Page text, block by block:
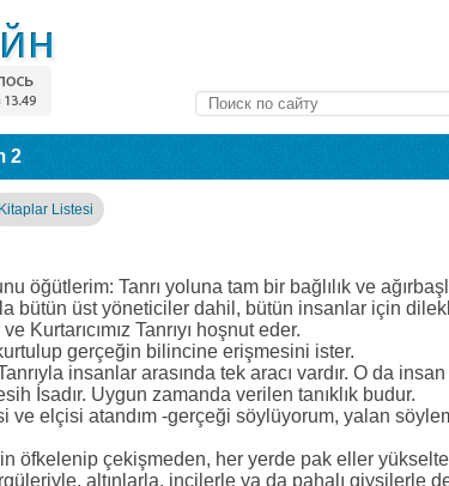
2
Kitaplar Listesi
öğütlerim: Tanrı yoluna tam bir bağlılık ve
bütün üst yöneticiler dahil, bütün insanlar için
Kurtarıcımız Tanrıyı hoşnut eder.
gerçeğin bilincine erişmesini ister.
insanlar arasında tek aracı vardır. O da
İsadır. Uygun zamanda verilen tanıklık budur.
ve elçisi atandım -gerçeği söylüyorum, yalan
öfkelenip çekişmeden, her yerde pak eller
altınlarla, incilerle ya da pahalı giysilerle